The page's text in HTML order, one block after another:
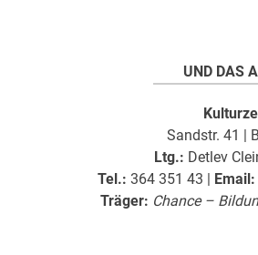
UND DAS
Sandstr. 41 |
Ltg.: Detlev
Tel.: 364 351 43 | Email:
Träger: Chance –